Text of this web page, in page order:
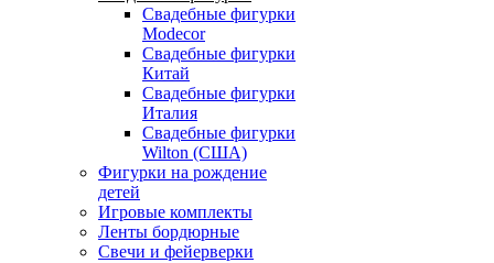
Свадебные фигурки
Modecor
Свадебные фигурки
Китай
Свадебные фигурки
Италия
Свадебные фигурки
Wilton (США)
Фигурки на рождение
детей
Игровые комплекты
Ленты бордюрные
Свечи и фейерверки